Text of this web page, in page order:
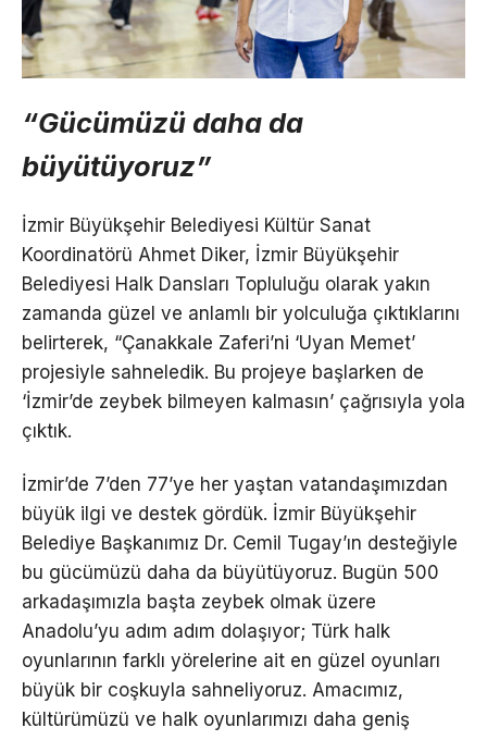
“Gücümüzü daha da
büyütüyoruz”
İzmir Büyükşehir Belediyesi Kültür Sanat
Koordinatörü Ahmet Diker, İzmir Büyükşehir
Belediyesi Halk Dansları Topluluğu olarak yakın
zamanda güzel ve anlamlı bir yolculuğa çıktıklarını
belirterek, “Çanakkale Zaferi’ni ‘Uyan Memet’
projesiyle sahneledik. Bu projeye başlarken de
‘İzmir’de zeybek bilmeyen kalmasın’ çağrısıyla yola
çıktık.
İzmir’de 7’den 77’ye her yaştan vatandaşımızdan
büyük ilgi ve destek gördük. İzmir Büyükşehir
Belediye Başkanımız Dr. Cemil Tugay’ın desteğiyle
bu gücümüzü daha da büyütüyoruz. Bugün 500
arkadaşımızla başta zeybek olmak üzere
Anadolu’yu adım adım dolaşıyor; Türk halk
oyunlarının farklı yörelerine ait en güzel oyunları
büyük bir coşkuyla sahneliyoruz. Amacımız,
kültürümüzü ve halk oyunlarımızı daha geniş